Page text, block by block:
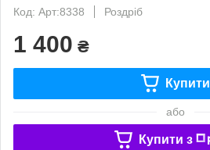
Код: Арт:8338
Роздріб
1 400 ₴
Купити
або
Купити з